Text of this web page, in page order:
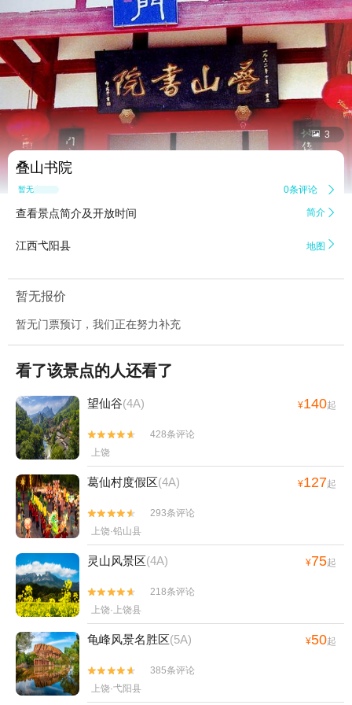
 3
叠山书院
暂无点评 0条评论 
查看景点简介及开放时间 简介 
江西弋阳县 地图 
暂无报价
暂无门票预订，我们正在努力补充
看了该景点的人还看了
望仙谷(4A) ¥140起


428条评论
上饶
葛仙村度假区(4A) ¥127起


293条评论
上饶·铅山县
灵山风景区(4A) ¥75起


218条评论
上饶·上饶县
龟峰风景名胜区(5A) ¥50起


385条评论
上饶·弋阳县
